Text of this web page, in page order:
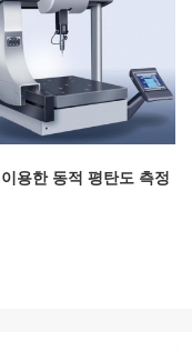
용한 동적 평탄도 측정